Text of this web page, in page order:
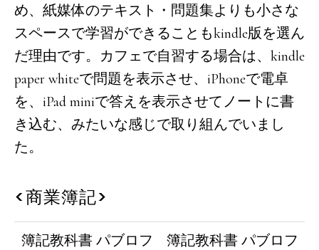
め、紙媒体のテキスト・問題集よりも小さな
スペースで学習ができることもkindle版を選ん
だ理由です。カフェで自習する場合は、kindle
paper whiteで問題を表示させ、iPhoneで電卓
を、iPad miniで答えを表示させてノートに書
き込む、みたいな感じで取り組んでいまし
た。
<商業簿記>
簿記教科書 パブロフ
簿記教科書 パブロフ